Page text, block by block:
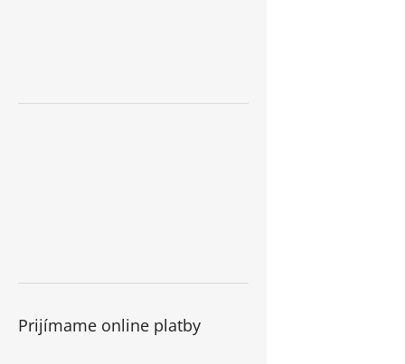
Prijímame online platby